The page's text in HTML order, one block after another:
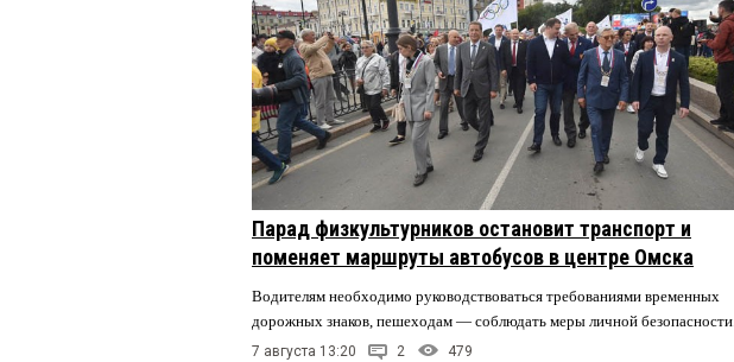
Парад физкультурников остановит транспорт и
поменяет маршруты автобусов в центре Омска
Водителям необходимо руководствоваться требованиями временных
дорожных знаков, пешеходам — соблюдать меры личной безопасности.
7 августа 13:20 2 479